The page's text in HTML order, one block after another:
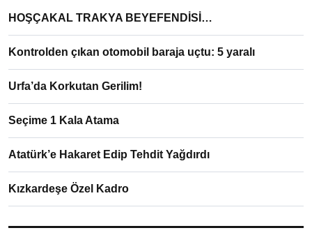
HOŞÇAKAL TRAKYA BEYEFENDİSİ…
Kontrolden çıkan otomobil baraja uçtu: 5 yaralı
Urfa’da Korkutan Gerilim!
Seçime 1 Kala Atama
Atatürk’e Hakaret Edip Tehdit Yağdırdı
Kızkardeşe Özel Kadro